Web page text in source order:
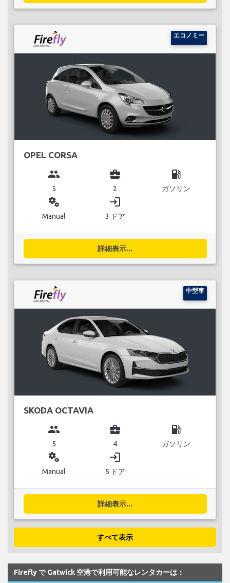
エコノミー
OPEL CORSA
group
5
business_center
2
local_gas_station
ガソリン
miscellaneous_services
Manual
login
3 ドア
詳細表示...
中型車
SKODA OCTAVIA
group
5
business_center
4
local_gas_station
ガソリン
miscellaneous_services
Manual
login
5 ドア
詳細表示...
すべて表示
Firefly で Gatwick 空港で利用可能なレンタカーは：